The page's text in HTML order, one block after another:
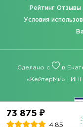
73 875 ₽
4.85
Рейтинг Отзывы
Условия
Сделано с в
«КейтерМи» |